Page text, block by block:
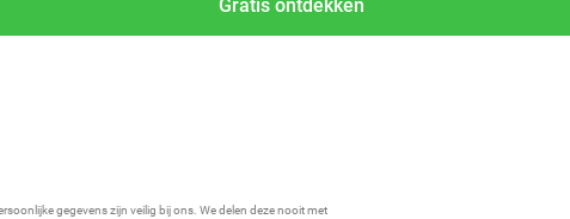
Gratis ontdekken
gegevens zijn veilig bij ons. We delen deze nooit met